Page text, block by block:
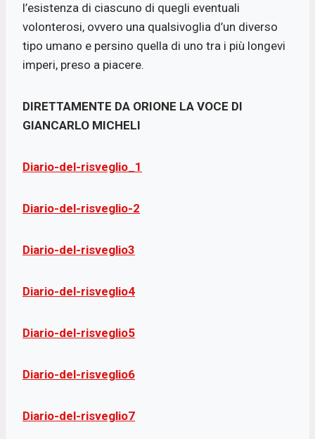
l’esistenza di ciascuno di quegli eventuali
volonterosi, ovvero una qualsivoglia d’un diverso
tipo umano e persino quella di uno tra i più longevi
imperi, preso a piacere.
DIRETTAMENTE DA ORIONE LA VOCE DI
GIANCARLO MICHELI
Diario-del-risveglio_1
Diario-del-risveglio-2
Diario-del-risveglio3
Diario-del-risveglio4
Diario-del-risveglio5
Diario-del-risveglio6
Diario-del-risveglio7